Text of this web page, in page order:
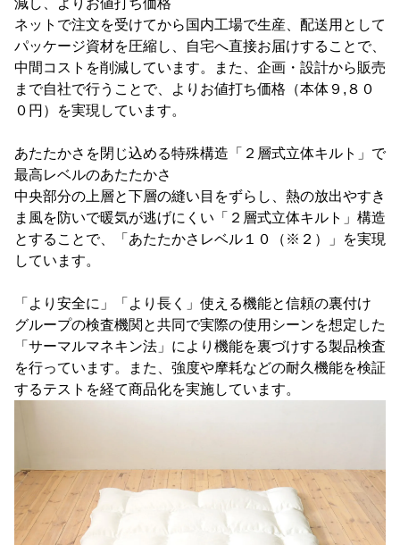
減し、よりお値打ち価格
ネットで注文を受けてから国内工場で生産、配送用として
パッケージ資材を圧縮し、自宅へ直接お届けすることで、
中間コストを削減しています。また、企画・設計から販売
まで自社で行うことで、よりお値打ち価格（本体９,８０
０円）を実現しています。
あたたかさを閉じ込める特殊構造「２層式立体キルト」で
最高レベルのあたたかさ
中央部分の上層と下層の縫い目をずらし、熱の放出やすき
ま風を防いで暖気が逃げにくい「２層式立体キルト」構造
とすることで、「あたたかさレベル１０（※２）」を実現
しています。
「より安全に」「より長く」使える機能と信頼の裏付け
グループの検査機関と共同で実際の使用シーンを想定した
「サーマルマネキン法」により機能を裏づけする製品検査
を行っています。また、強度や摩耗などの耐久機能を検証
するテストを経て商品化を実施しています。